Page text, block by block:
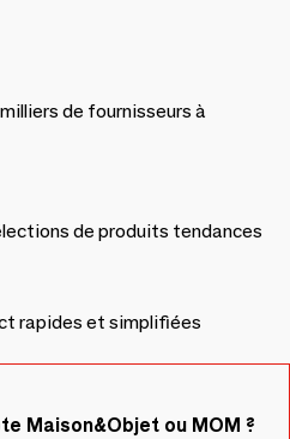
de fournisseurs à
de produits tendances
rapides et simplifiées
Maison&Objet ou MOM ?